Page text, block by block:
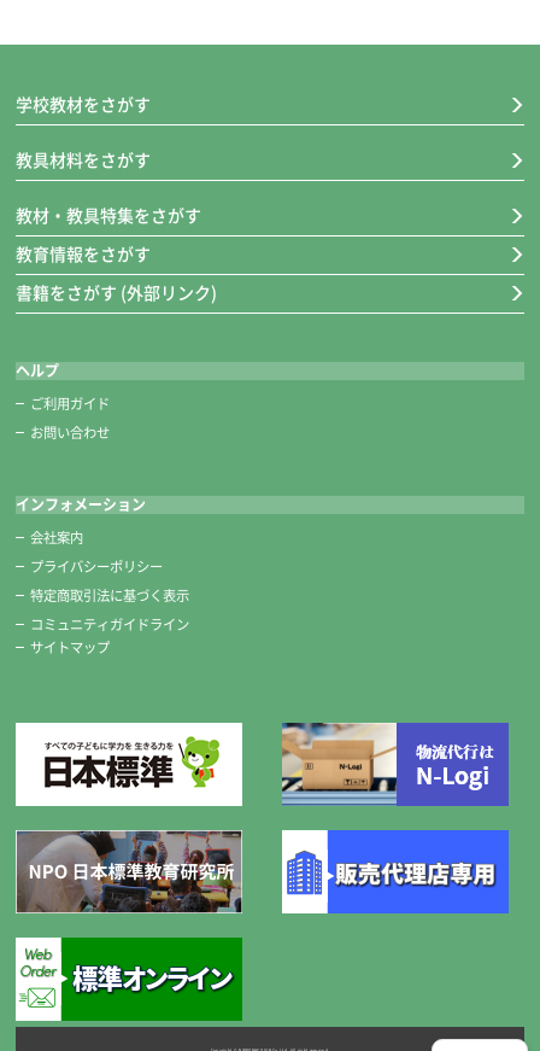
ななめカット筆筒
筆が収納しやすい、ななめカットの入れ口。
ストッパー機能と通気口で筆先を保護。
■長さ 約235ｍｍ
ポリチューブえのぐ
サクラ、ぺんてるどちらかひとつがセットされています。
学校教材をさがす
教具材料をさがす
教材・教具特集をさがす
教育情報をさがす
書籍をさがす (外部リンク)
ヘルプ
ご利用ガイド
お問い合わせ
インフォメーション
会社案内
プライバシーポリシー
特定商取引法に基づく表示
コミュニティガイドライン
サイトマップ
Copyright © NIPPONHYOJUN Co.Ltd. All right reserved.